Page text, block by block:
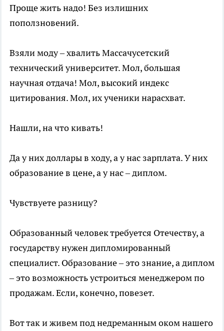
Проще жить надо! Без излишних
поползновений.
Взяли моду – хвалить Массачусетский
технический университет. Мол, большая
научная отдача! Мол, высокий индекс
цитирования. Мол, их ученики нарасхват.
Нашли, на что кивать!
Да у них доллары в ходу, а у нас зарплата. У них
образование в цене, а у нас – диплом.
Чувствуете разницу?
Образованный человек требуется Отечеству, а
государству нужен дипломированный
специалист. Образование – это знание, а диплом
– это возможность устроиться менеджером по
продажам. Если, конечно, повезет.
Вот так и живем под недреманным оком нашего